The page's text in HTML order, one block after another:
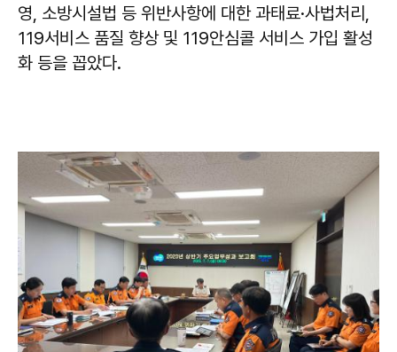
영, 소방시설법 등 위반사항에 대한 과태료·사법처리,
119서비스 품질 향상 및 119안심콜 서비스 가입 활성
화 등을 꼽았다.